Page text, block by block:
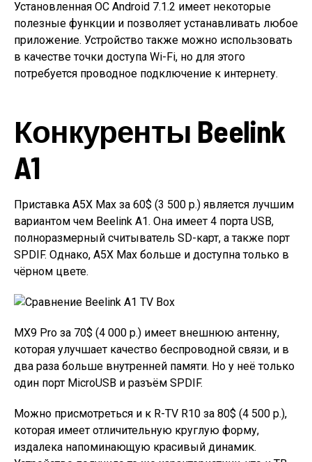
Установленная ОС Android 7.1.2 имеет некоторые
полезные функции и позволяет устанавливать любое
приложение. Устройство также можно использовать
в качестве точки доступа Wi-Fi, но для этого
потребуется проводное подключение к интернету.
Конкуренты Beelink
A1
Приставка A5X Max за 60$ (3 500 р.) является лучшим
вариантом чем Beelink A1. Она имеет 4 порта USB,
полноразмерный считыватель SD-карт, а также порт
SPDIF. Однако, A5X Max больше и доступна только в
чёрном цвете.
MX9 Pro за 70$ (4 000 р.) имеет внешнюю антенну,
которая улучшает качество беспроводной связи, и в
два раза больше внутренней памяти. Но у неё только
один порт MicroUSB и разъём SPDIF.
Можно присмотреться и к R-TV R10 за 80$ (4 500 р.),
которая имеет отличительную круглую форму,
издалека напоминающую красивый динамик.